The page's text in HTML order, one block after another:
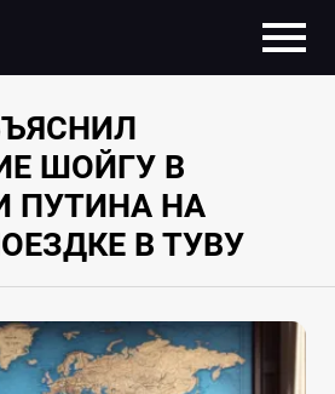
ШОЙГУ В
ПУТИНА НА
В ТУВУ